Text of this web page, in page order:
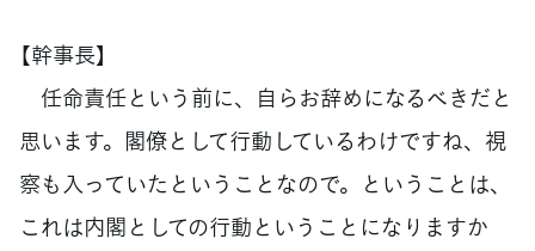
【幹事長】
任命責任という前に、自らお辞めになるべきだと
思います。閣僚として行動しているわけですね、視
察も入っていたということなので。ということは、
これは内閣としての行動ということになりますか